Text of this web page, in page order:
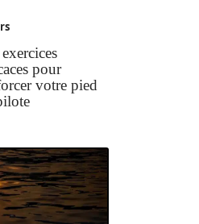
pour
votre pied